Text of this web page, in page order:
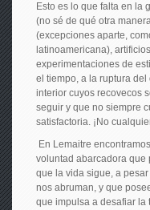
Esto es lo que falta en la
(no sé de qué otra
(excepciones aparte,
latinoamericana),
experimentaciones de
el tiempo, a la ruptura
interior cuyos recovecos
seguir y que no siempre
satisfactoria. ¡No
En Lemaitre
voluntad abarcadora que
que la vida sigue, a
nos abruman, y que
que impulsa a desafiar la